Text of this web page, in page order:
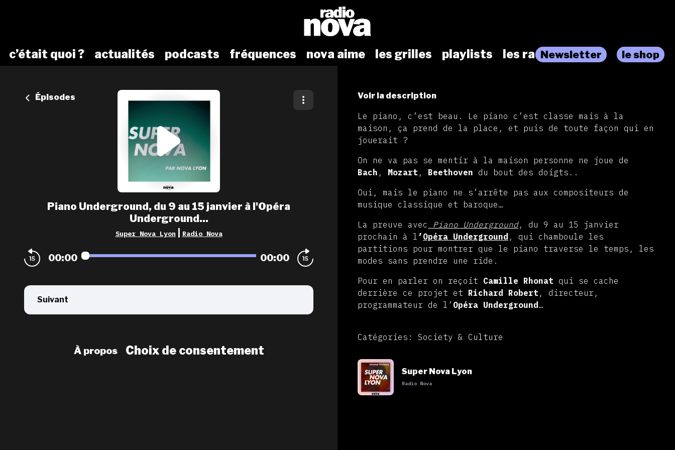
c’était quoi ? actualités podcasts fréquences nova aime les grilles playlists les radiosNewsletter le shop
Épisodes
Piano Underground, du 9 au 15 janvier à l'Opéra
Underground...
Super Nova Lyon Radio Nova
00:00 00:00
Suivant
À propos Choix de consentement
Voir la description
Le piano, c’est beau. Le piano c’est classe mais à la
maison, ça prend de la place, et puis de toute façon qui en
jouerait ?
On ne va pas se mentir à la maison personne ne joue de
Bach , Mozart , Beethoven du bout des doigts..
Oui, mais le piano ne s’arrête pas aux compositeurs de
musique classique et baroque…
La preuve avec Piano Underground, du 9 au 15 janvier
prochain à l ’ Opéra Underground , qui chamboule les
partitions pour montrer que le piano traverse le temps, les
modes sans prendre une ride.
Pour en parler on reçoit Camille Rhonat qui se cache
derrière ce projet et Richard Robert , directeur,
programmateur de l’ Opéra Underground …
Catégories: Society & Culture
Super Nova Lyon
Radio Nova